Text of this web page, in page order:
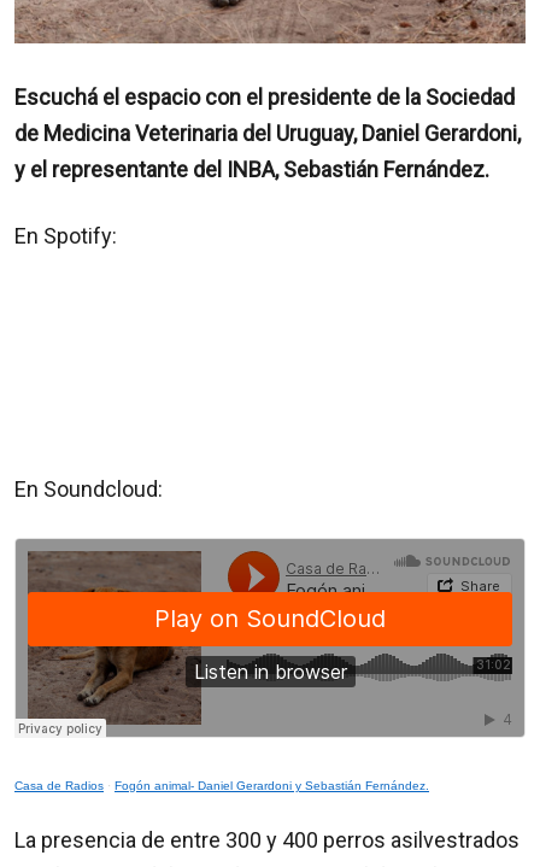
Escuchá el espacio con el presidente de la Sociedad
de Medicina Veterinaria del Uruguay, Daniel Gerardoni,
y el representante del INBA, Sebastián Fernández.
En Spotify:
En Soundcloud:
Casa de Radios · Fogón animal- Daniel Gerardoni y Sebastián Fernández.
La presencia de entre 300 y 400 perros asilvestrados